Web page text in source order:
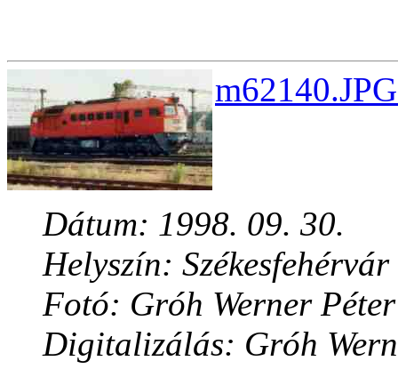
Dátum: 1998. 09. 30.
Helyszín: Székesfehérvár
Fotó: Gróh Werner Péter
Digitalizálás: Gróh